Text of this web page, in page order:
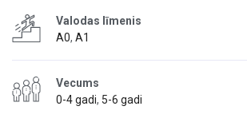
Valodas līmenis
A0, A1
Vecums
0-4 gadi, 5-6 gadi